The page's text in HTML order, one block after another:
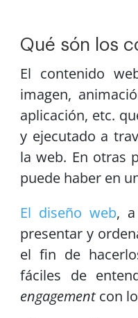
Qué són los
El contenido
imagen,
aplicación, etc.
y ejecutado a
la web. En otras
puede haber en
El diseño web,
presentar y
el fin de
fáciles de
engagement con